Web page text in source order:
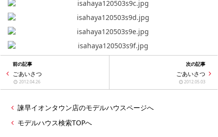
検索・見学予約
家づくりの知識
前の記事
ごあいさつ
2012.04.26
次の記事
ごあいさつ
2012.05.03
諫早イオンタウン店のモデルハウスページへ
モデルハウス検索TOPへ